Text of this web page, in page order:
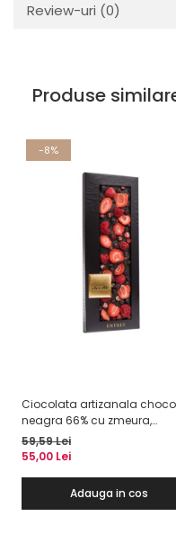
Review-uri (0)
Produse
-8%
Ciocolata artizanala
neagra 66% cu zmeura,
capsuni si coacaze negre
liofilizate
59,59 Lei
55,00 Lei
Adauga in cos